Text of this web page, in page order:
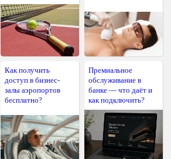
Как получить
доступ в бизнес-
залы аэропортов
бесплатно?
Премиальное
обслуживание в
банке — что даёт и
как подключить?